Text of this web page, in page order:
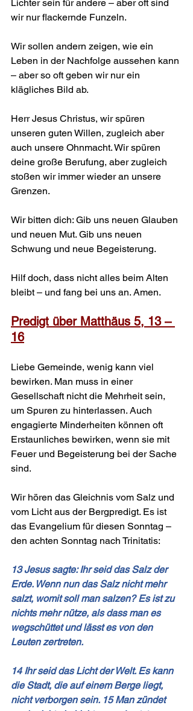
Lichter sein für andere – aber oft sind
wir nur flackernde Funzeln.
Wir sollen andern zeigen, wie ein
Leben in der Nachfolge aussehen kann
– aber so oft geben wir nur ein
klägliches Bild ab.
Herr Jesus Christus, wir spüren
unseren guten Willen, zugleich aber
auch unsere Ohnmacht. Wir spüren
deine große Berufung, aber zugleich
stoßen wir immer wieder an unsere
Grenzen.
Wir bitten dich: Gib uns neuen Glauben
und neuen Mut. Gib uns neuen
Schwung und neue Begeisterung.
Hilf doch, dass nicht alles beim Alten
bleibt – und fang bei uns an. Amen.
Predigt über Matthäus 5, 13 –
16
Liebe Gemeinde, wenig kann viel
bewirken. Man muss in einer
Gesellschaft nicht die Mehrheit sein,
um Spuren zu hinter­lassen. Auch
engagierte Minderheiten können oft
Erstaunliches bewirken, wenn sie mit
Feuer und Begeisterung bei der Sache
sind.
Wir hören das Gleichnis vom Salz und
vom Licht aus der Bergpredigt. Es ist
das Evangelium für diesen Sonntag –
den achten Sonntag nach Trinitatis:
13 Jesus sagte: Ihr seid das Salz der
Erde. Wenn nun das Salz nicht mehr
salzt, womit soll man salzen? Es ist zu
nichts mehr nütze, als dass man es
wegschüttet und lässt es von den
Leuten zertreten.
14 Ihr seid das Licht der Welt. Es kann
die Stadt, die auf einem Berge liegt,
nicht verborgen sein. 15 Man zündet